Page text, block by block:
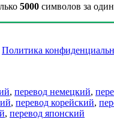
5000 символов за
Политика
, перевод немецкий,
, перевод корейский,
, перевод японский